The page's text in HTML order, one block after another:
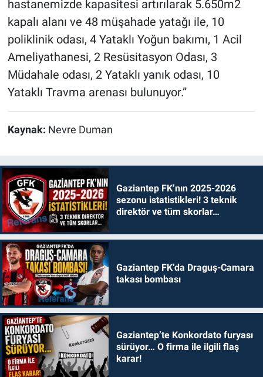
hastanemizde kapasitesi artırılarak 5.650m2
kapalı alanı ve 48 müşahade yatağı ile, 10
poliklinik odası, 4 Yataklı Yoğun bakımı, 1 Acil
Ameliyathanesi, 2 Resüsitasyon Odası, 3
Müdahale odası, 2 Yataklı yanık odası, 10
Yataklı Travma arenası bulunuyor.”
Kaynak: Nevre Duman
Gaziantep FK’nın 2025-2026
sezonu istatistikleri! 3 teknik
direktör ve tüm skorlar…
Gaziantep FK’da Draguş-Camara
takası bombası
Gaziantep’te Konkordato furyası
sürüyor… O firma ile ilgili flaş
karar!